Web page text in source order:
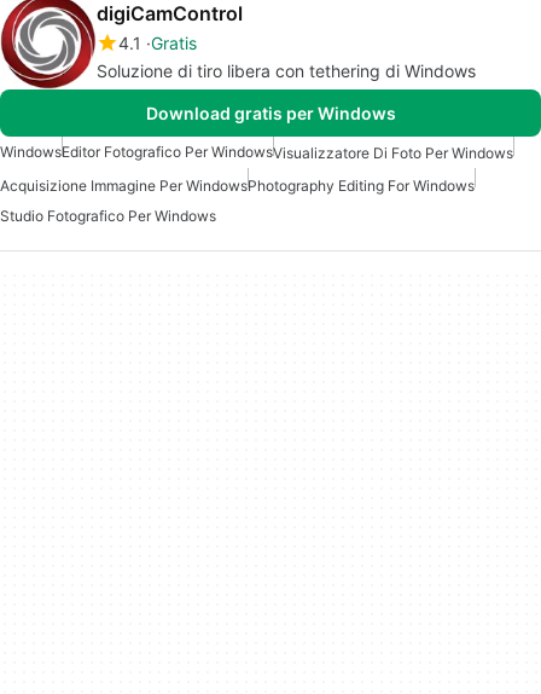
digiCamControl
4.1 Gratis
Soluzione di tiro libera con tethering di Windows
Download gratis per Windows
WindowsEditor Fotografico Per WindowsVisualizzatore Di Foto Per Windows
Acquisizione Immagine Per WindowsPhotography Editing For Windows
Studio Fotografico Per Windows